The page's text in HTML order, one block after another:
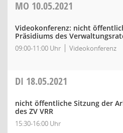
MO 10.05.2021
Videokonferenz: nicht
Präsidiums des
09:00-11:00 Uhr Videokonferenz
DI 18.05.2021
nicht öffentliche Sitzung der
des ZV VRR
15:30-16:00 Uhr